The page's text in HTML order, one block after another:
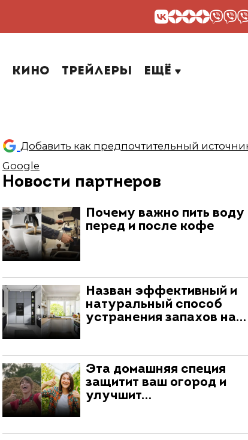
Кино Трейлеры Ещё
Добавить как предпочтительный
Google
Новости партнеров
Почему важно пить воду
перед и после кофе
Назван эффективный и
натуральный способ
устранения запахов на…
Эта домашняя специя
защитит ваш огород и
улучшит…